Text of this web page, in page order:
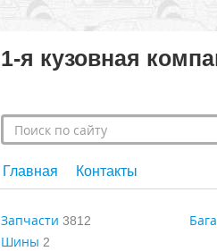
1-я кузовная
Главная Контакты
Запчасти 3812
Шины 2